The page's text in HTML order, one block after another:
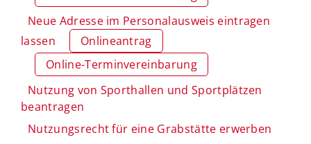
Neue Adresse im Personalausweis eintragen
lassen
Onlineantrag
Online-Terminvereinbarung
Nutzung von Sporthallen und Sportplätzen
beantragen
Nutzungsrecht für eine Grabstätte erwerben